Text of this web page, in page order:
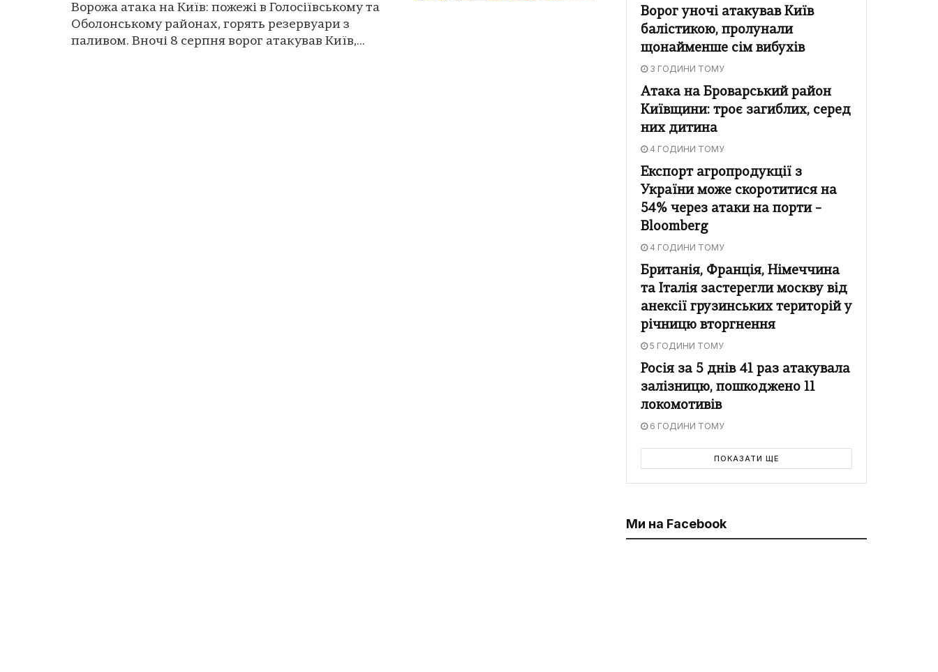
Ворожа атака на Київ: пожежі в Голосіївському та
Оболонському районах, горять резервуари з
паливом. Вночі 8 серпня ворог атакував Київ,...
Ворог уночі атакував Київ
балістикою, пролунали
щонайменше сім вибухів
3 ГОДИНИ ТОМУ
Атака на Броварський район
Київщини: троє загиблих, серед
них дитина
4 ГОДИНИ ТОМУ
Експорт агропродукції з
України може скоротитися на
54% через атаки на порти –
Bloomberg
4 ГОДИНИ ТОМУ
Британія, Франція, Німеччина
та Італія застерегли москву від
анексії грузинських територій у
річницю вторгнення
5 ГОДИНИ ТОМУ
Росія за 5 днів 41 раз атакувала
залізницю, пошкоджено 11
локомотивів
6 ГОДИНИ ТОМУ
ПОКАЗАТИ ЩЕ
Ми на Facebook